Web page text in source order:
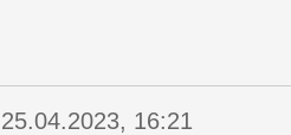
25.04.2023, 16:21